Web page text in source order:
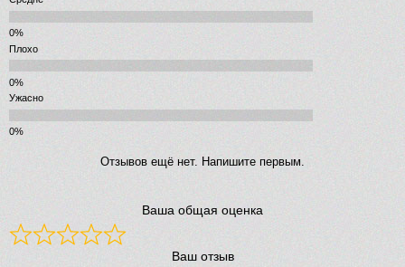
Плохо
Ужасно
Отзывов ещё нет. Напишите первым.
Ваша общая оценка
Ваш отзыв